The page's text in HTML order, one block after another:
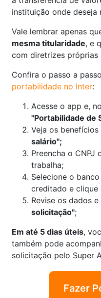
instituição onde deseja
Vale lembrar apenas
mesma titularidade, e
com diretrizes próprias
Confira o passo a
portabilidade no Inter:
Acesse o app e,
"Portabilidade de
Veja os benefícios
salário";
Preencha o CNPJ
trabalha;
Selecione o
creditado e clique
Revise os dados
solicitação";
Em até 5 dias úteis,
também pode
solicitação pelo Super
Fazer